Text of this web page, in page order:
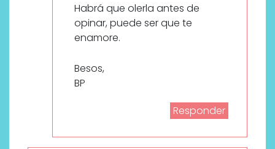
Habrá que olerla antes de
opinar, puede ser que te
enamore.
Besos,
BP
Responder